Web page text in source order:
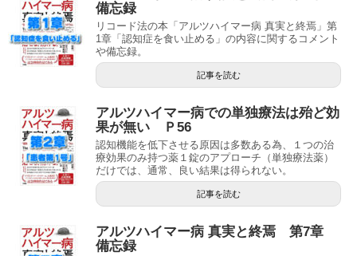
備忘録
リコード法の本「アルツハイマー病 真実と終焉」第
1章「認知症を食い止める」の内容に関するコメント
や備忘録。
記事を読む
アルツハイマー病での単独療法は殆ど効
果が無い Ｐ56
認知機能を低下させる原因は多数ある為、１つの治
療効果のみ持つ薬１錠のアプローチ（単独療法薬）
だけでは、通常、良い結果は得られない。
記事を読む
アルツハイマー病 真実と終焉 第7章
備忘録